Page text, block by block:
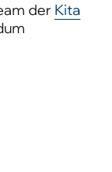
der Kita